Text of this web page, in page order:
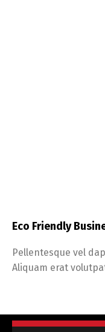
Eco Friendly
Pellentesque vel
Aliquam erat